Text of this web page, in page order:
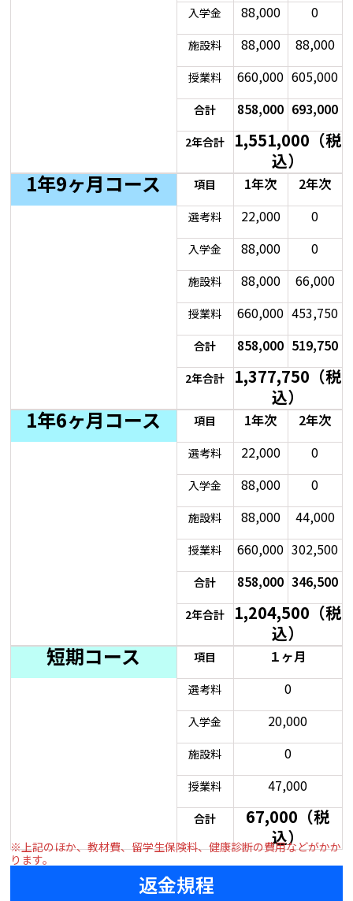
入学金 88,000 0
施設料 88,000 88,000
授業料 660,000 605,000
合計 858,000 693,000
2年合計
1,551,000（税
込）
1年9ヶ月コース 項目 1年次 2年次
選考料 22,000 0
入学金 88,000 0
施設料 88,000 66,000
授業料 660,000 453,750
合計 858,000 519,750
2年合計
1,377,750（税
込）
1年6ヶ月コース 項目 1年次 2年次
選考料 22,000 0
入学金 88,000 0
施設料 88,000 44,000
授業料 660,000 302,500
合計 858,000 346,500
2年合計
1,204,500（税
込）
短期コース 項目 １ヶ月
選考料 0
入学金 20,000
施設料 0
授業料 47,000
合計​
67,000（税
込）
※上記のほか、教材費、留学生保険料、健康診断の費用などがかか
ります。
返金規程